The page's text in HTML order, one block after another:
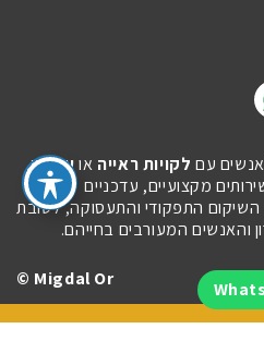
עם לקויות ראייה אועיוורון.
מקצועיים, עדכניים
השיקום התפקודי והתעסוקה, לטובת
והאנשים המעורבים בחייהם.
Migdal Or ©